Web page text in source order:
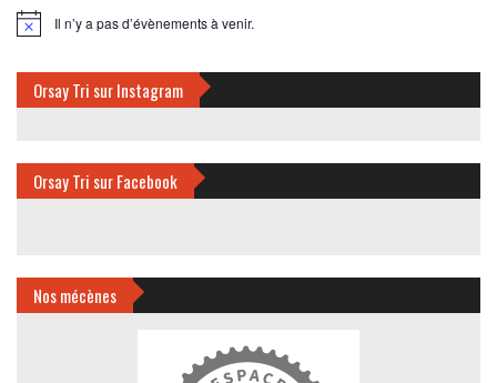
Notice Il n’y a pas d’évènements à venir.
Orsay Tri sur Instagram
Orsay Tri sur Facebook
Nos mécènes